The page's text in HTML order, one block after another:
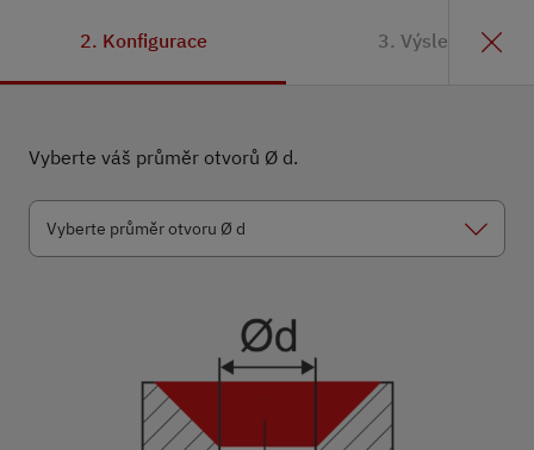
2. Konfigurace 3. Výsledek
Vyberte váš průměr otvorů Ø d.